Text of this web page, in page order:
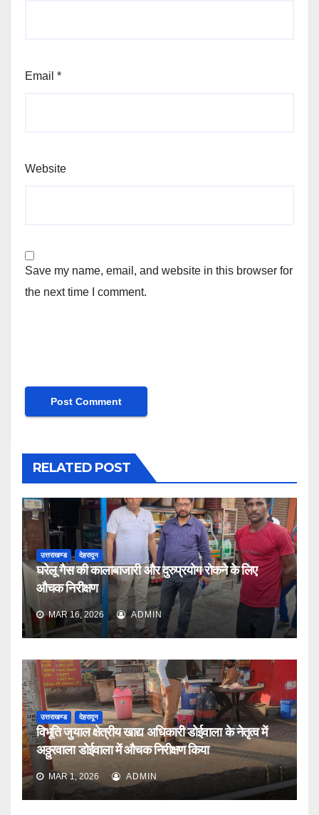
Email *
Website
Save my name, email, and website in this browser for
the next time I comment.
RELATED POST
उत्तराखण्ड देहरादून
घरेलू गैस की कालाबाजारी और दुरुप्रयोग रोकने के लिए
औचक निरीक्षण
MAR 16, 2026 ADMIN
उत्तराखण्ड देहरादून
विभूति जुयाल क्षेत्रीय खाद्य अधिकारी डोईवाला के नेतृत्व में
अठ्ठुरवाला डोईवाला में औचक निरीक्षण किया
MAR 1, 2026 ADMIN